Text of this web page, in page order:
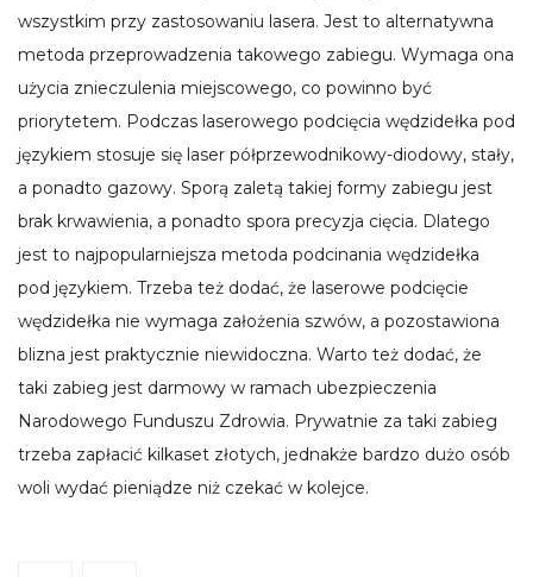
wszystkim przy zastosowaniu lasera. Jest to alternatywna
metoda przeprowadzenia takowego zabiegu. Wymaga ona
użycia znieczulenia miejscowego, co powinno być
priorytetem. Podczas laserowego podcięcia wędzidełka pod
językiem stosuje się laser półprzewodnikowy-diodowy, stały,
a ponadto gazowy. Sporą zaletą takiej formy zabiegu jest
brak krwawienia, a ponadto spora precyzja cięcia. Dlatego
jest to najpopularniejsza metoda podcinania wędzidełka
pod językiem. Trzeba też dodać, że laserowe podcięcie
wędzidełka nie wymaga założenia szwów, a pozostawiona
blizna jest praktycznie niewidoczna. Warto też dodać, że
taki zabieg jest darmowy w ramach ubezpieczenia
Narodowego Funduszu Zdrowia. Prywatnie za taki zabieg
trzeba zapłacić kilkaset złotych, jednakże bardzo dużo osób
woli wydać pieniądze niż czekać w kolejce.